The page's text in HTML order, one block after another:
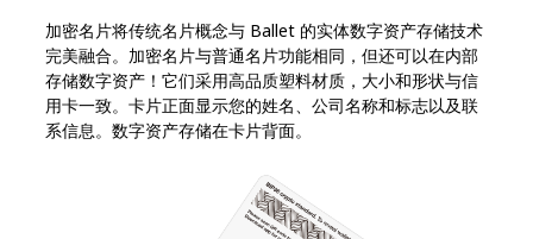
加密名片将传统名片概念与 Ballet 的实体数字资产存储技术
完美融合。加密名片与普通名片功能相同，但还可以在内部
存储数字资产！它们采用高品质塑料材质，大小和形状与信
用卡一致。卡片正面显示您的姓名、公司名称和标志以及联
系信息。数字资产存储在卡片背面。